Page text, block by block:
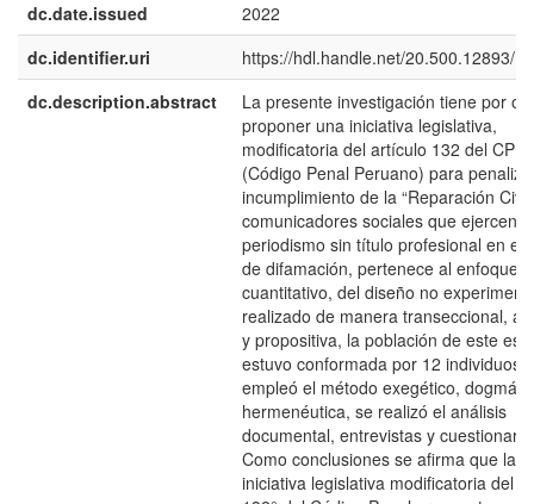
dc.date.issued
2022
dc.identifier.uri
https://hdl.handle.net/20.500.12893/
dc.description.abstract
La presente investigación tiene por
proponer una iniciativa legislativa,
modificatoria del artículo 132 del CPP
(Código Penal Peruano) para
incumplimiento de la “Reparación
comunicadores sociales que ejercen el
periodismo sin título profesional en el
de difamación, pertenece al enfoque
cuantitativo, del diseño no
realizado de manera transeccional,
y propositiva, la población de este
estuvo conformada por 12 individuos,
empleó el método exegético,
hermenéutica, se realizó el análisis
documental, entrevistas y
Como conclusiones se afirma que la
iniciativa legislativa modificatoria del